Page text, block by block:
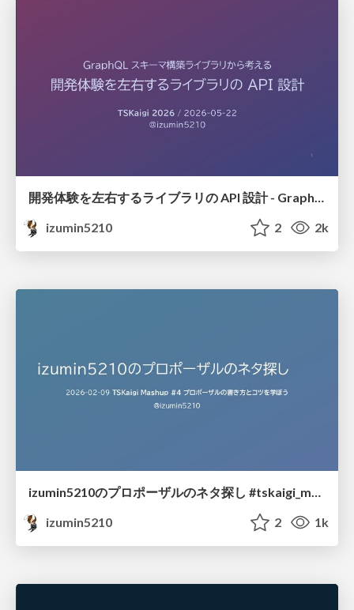
開発体験を左右するライブラリの API 設計 - GraphQL スキーマ構築ライブラリから考える #tskaigi
izumin5210
2 2k
izumin5210
2 1k